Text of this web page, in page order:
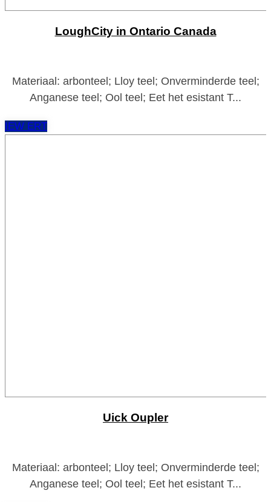
LoughCity in Ontario Canada
Materiaal: arbonteel; Lloy teel; Onverminderde teel;
Anganese teel; Ool teel; Eet het esistant T...
IEW ERT
Uick Oupler
Materiaal: arbonteel; Lloy teel; Onverminderde teel;
Anganese teel; Ool teel; Eet het esistant T...